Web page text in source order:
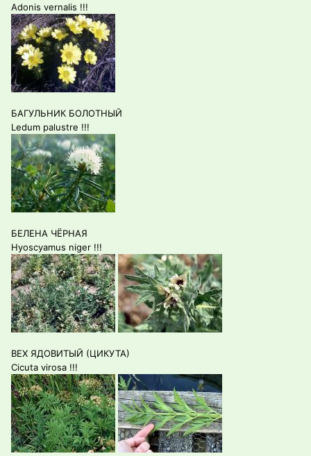
Adonis vernalis !!!
БАГУЛЬНИК БОЛОТНЫЙ
Ledum palustre !!!
БЕЛЕНА ЧЁРНАЯ
Hyoscyamus niger !!!
ВЕХ ЯДОВИТЫЙ (ЦИКУТА)
Cicuta virosa !!!